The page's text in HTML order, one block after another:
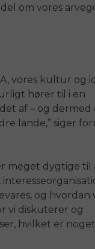
om vores
vores kultur og
hører til i en
af – og dermed
lande,” siger
meget dygtige til
og hvordan
vi diskuterer og
hvilket er